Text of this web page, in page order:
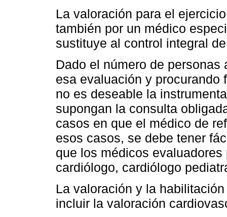
La valoración para el
también por un médico
sustituye al control integral
Dado el número de
esa evaluación y
no es deseable la
supongan la consulta
casos en que el médico de
esos casos, se debe tener
que los médicos
cardiólogo, cardiólogo
La valoración y la
incluir la valoración